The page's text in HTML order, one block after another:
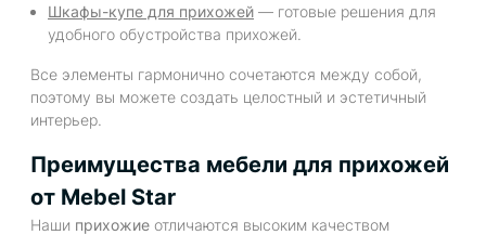
Шкафы-купе для прихожей — готовые решения для
удобного обустройства прихожей.
Все элементы гармонично сочетаются между собой,
поэтому вы можете создать целостный и эстетичный
интерьер.
Преимущества мебели для прихожей
от Mebel Star
Наши прихожие отличаются высоким качеством